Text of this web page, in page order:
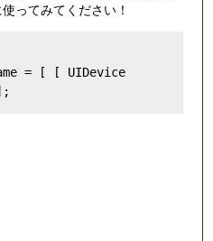
ってみてください！